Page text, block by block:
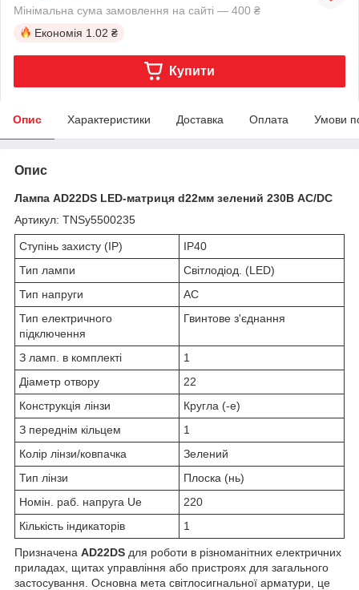
Мінімальна сума замовлення на сайті — 400 ₴
Економія 1.02 ₴
Купити
Опис Характеристики Доставка Оплата Умови
Опис
Лампа AD22DS LED-матриця d22мм зелений 230В AC/DC
Артикул: TNSy5500235
Ступінь захисту (IP)
IP40
Тип лампи
Світлодіод. (LED)
Тип напруги
AC
Тип електричного
підключення
Гвинтове з'єднання
З ламп. в комплекті
1
Діаметр отвору
22
Конструкція лінзи
Кругла (-е)
З переднім кільцем
1
Колір лінзи/ковпачка
Зелений
Тип лінзи
Плоска (нь)
Номін. раб. напруга Ue
220
Кількість індикаторів
1
Призначена AD22DS для роботи в різноманітних електричних
приладах, щитах управління або пристроях для загального
застосування. Основна мета світлосигнальної арматури, це